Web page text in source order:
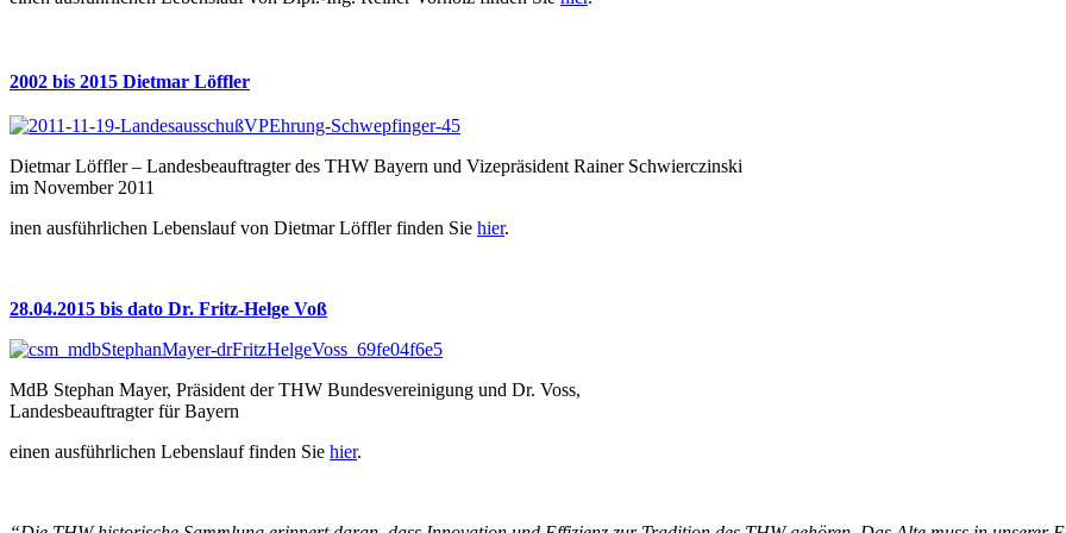
2002 bis 2015 Dietmar Löffler
Dietmar Löffler – Landesbeauftragter des THW Bayern und Vizepräsident Rainer Schwierczinski
im November 2011
inen ausführlichen Lebenslauf von Dietmar Löffler finden Sie hier.
28.04.2015 bis dato Dr. Fritz-Helge Voß
MdB Stephan Mayer, Präsident der THW Bundesvereinigung und Dr. Voss,
Landesbeauftragter für Bayern
einen ausführlichen Lebenslauf finden Sie hier.